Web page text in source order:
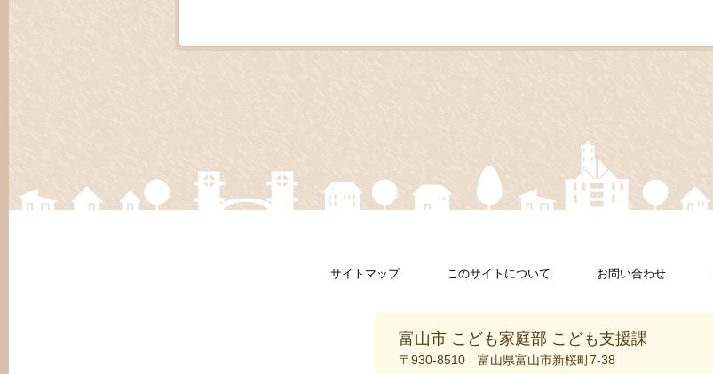
サイトマップ このサイトについて お問い合わせ
富山市 こども家庭部 こども支援課
〒930-8510 富山県富山市新桜町7-38